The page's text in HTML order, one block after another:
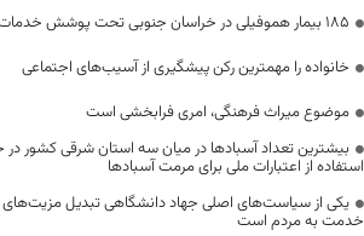
۱۸۵ بیمار هموفیلی در خراسان جنوبی تحت پوشش خدمات بیمه سلامت قرار دارند
خانواده را مهمترین رکن پیشگیری از آسیب‌های اجتماعی
موضوع میراث فرهنگی، امری فرابخشی است
بیشترین تعداد آسبادها در میان سه استان شرقی کشور
استفاده از اعتبارات ملی برای مرمت آسبادها
یکی از سیاست‌های اصلی جهاد دانشگاهی تبدیل
خدمت به مردم است